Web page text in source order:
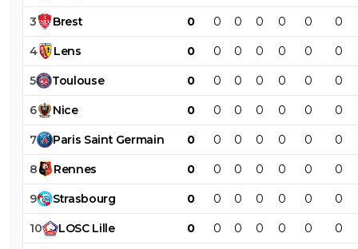
3 Brest 0 0 0 0 0 0 0
4 Lens 0 0 0 0 0 0 0
5 Toulouse 0 0 0 0 0 0 0
6 Nice 0 0 0 0 0 0 0
7 Paris Saint Germain 0 0 0 0 0 0 0
8 Rennes 0 0 0 0 0 0 0
9 Strasbourg 0 0 0 0 0 0 0
10 LOSC Lille 0 0 0 0 0 0 0